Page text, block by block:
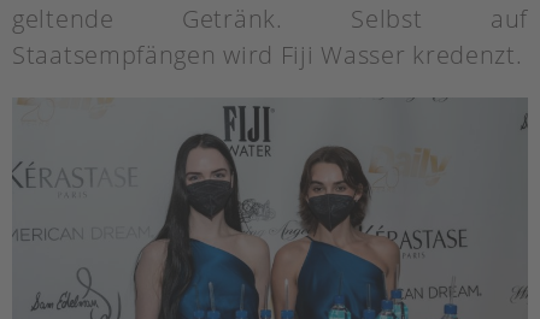
geltende Getränk. Selbst auf
Staatsempfängen wird Fiji Wasser kredenzt.